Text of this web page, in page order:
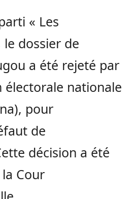
« Les
le dossier de
a été rejeté par
électorale nationale
pour
de
décision a été
Cour